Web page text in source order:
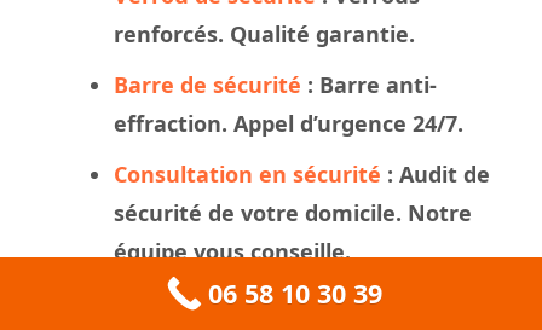
renforcés. Qualité garantie.
Barre de sécurité : Barre anti-
effraction. Appel d’urgence 24/7.
Consultation en sécurité : Audit de
sécurité de votre domicile. Notre
équipe vous conseille.
06 58 10 30 39